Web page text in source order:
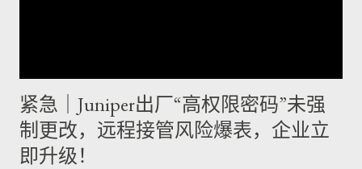
紧急｜Juniper出厂“高权限密码”未强
制更改，远程接管风险爆表，企业立
即升级！